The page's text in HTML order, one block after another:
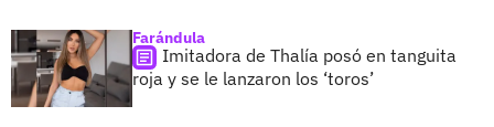
Farándula
Imitadora de Thalía posó en tanguita
roja y se le lanzaron los ‘toros’